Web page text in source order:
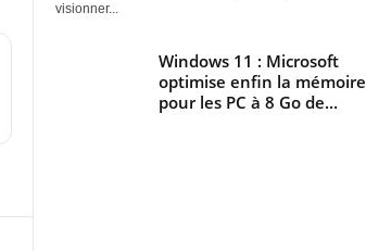
visionner...
Windows 11 : Microsoft
optimise enfin la mémoire
pour les PC à 8 Go de...